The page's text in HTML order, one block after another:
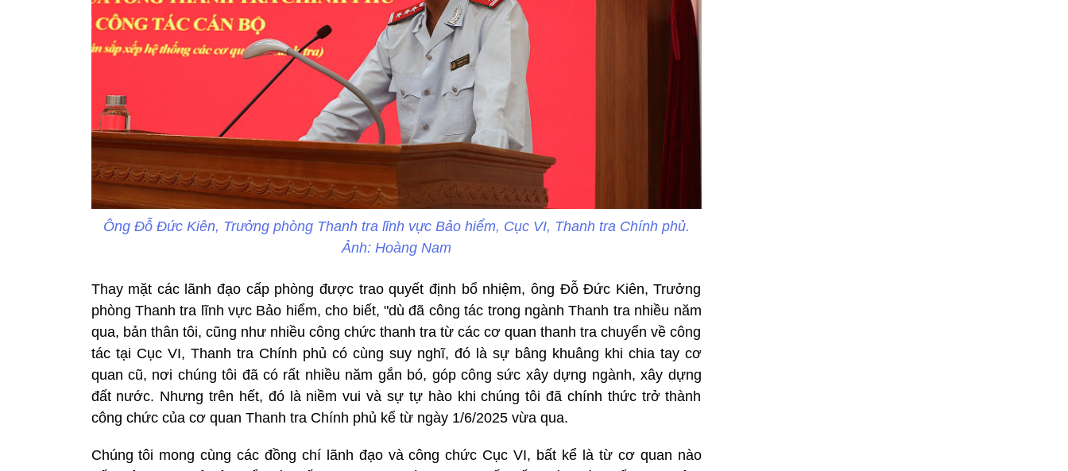
Ông Đỗ Đức Kiên, Trưởng phòng Thanh tra lĩnh vực Bảo hiểm, Cục VI, Thanh tra Chính phủ.
Ảnh: Hoàng Nam
Thay mặt các lãnh đạo cấp phòng được trao quyết định bổ nhiệm, ông Đỗ Đức Kiên, Trưởng
phòng Thanh tra lĩnh vực Bảo hiểm, cho biết, "dù đã công tác trong ngành Thanh tra nhiều năm
qua, bản thân tôi, cũng như nhiều công chức thanh tra từ các cơ quan thanh tra chuyển về công
tác tại Cục VI, Thanh tra Chính phủ có cùng suy nghĩ, đó là sự bâng khuâng khi chia tay cơ
quan cũ, nơi chúng tôi đã có rất nhiều năm gắn bó, góp công sức xây dựng ngành, xây dựng
đất nước. Nhưng trên hết, đó là niềm vui và sự tự hào khi chúng tôi đã chính thức trở thành
công chức của cơ quan Thanh tra Chính phủ kể từ ngày 1/6/2025 vừa qua.
Chúng tôi mong cùng các đồng chí lãnh đạo và công chức Cục VI, bất kể là từ cơ quan nào